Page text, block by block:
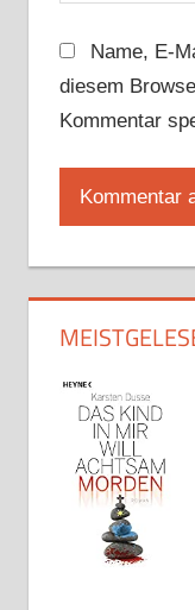
Name, E-
diesem
Kommentar